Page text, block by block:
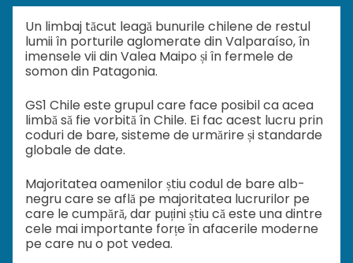
Un limbaj tăcut leagă bunurile chilene de restul
lumii în porturile aglomerate din Valparaíso, în
imensele vii din Valea Maipo și în fermele de
somon din Patagonia.
GS1 Chile este grupul care face posibil ca acea
limbă să fie vorbită în Chile. Ei fac acest lucru prin
coduri de bare, sisteme de urmărire și standarde
globale de date.
Majoritatea oamenilor știu codul de bare alb-
negru care se află pe majoritatea lucrurilor pe
care le cumpără, dar puțini știu că este una dintre
cele mai importante forțe în afacerile moderne
pe care nu o pot vedea.